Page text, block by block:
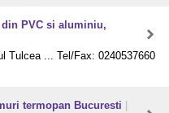
PVC si aluminiu,
Tulcea ... Tel/Fax: 0240537660
termopan Bucuresti